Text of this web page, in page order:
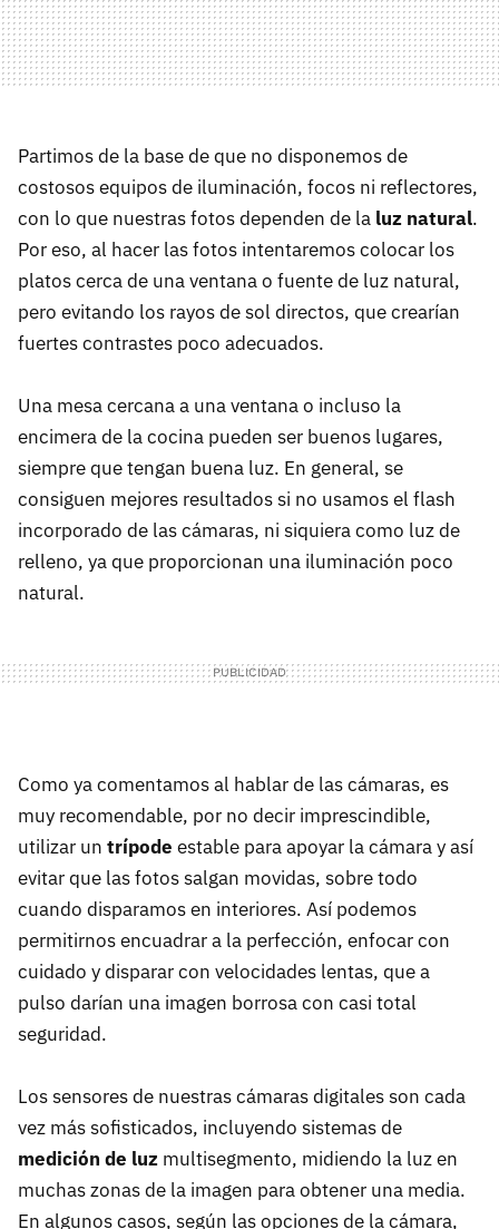
Partimos de la base de que no disponemos de
costosos equipos de iluminación, focos ni reflectores,
con lo que nuestras fotos dependen de la luz natural.
Por eso, al hacer las fotos intentaremos colocar los
platos cerca de una ventana o fuente de luz natural,
pero evitando los rayos de sol directos, que crearían
fuertes contrastes poco adecuados.
Una mesa cercana a una ventana o incluso la
encimera de la cocina pueden ser buenos lugares,
siempre que tengan buena luz. En general, se
consiguen mejores resultados si no usamos el flash
incorporado de las cámaras, ni siquiera como luz de
relleno, ya que proporcionan una iluminación poco
natural.
Como ya comentamos al hablar de las cámaras, es
muy recomendable, por no decir imprescindible,
utilizar un trípode estable para apoyar la cámara y así
evitar que las fotos salgan movidas, sobre todo
cuando disparamos en interiores. Así podemos
permitirnos encuadrar a la perfección, enfocar con
cuidado y disparar con velocidades lentas, que a
pulso darían una imagen borrosa con casi total
seguridad.
Los sensores de nuestras cámaras digitales son cada
vez más sofisticados, incluyendo sistemas de
medición de luz multisegmento, midiendo la luz en
muchas zonas de la imagen para obtener una media.
En algunos casos, según las opciones de la cámara,